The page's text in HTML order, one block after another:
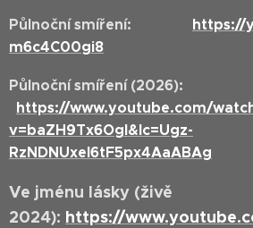
Půlnoční smíření: https://
m6c4C00gi8
Půlnoční smíření (2026):
https://www.youtube.com/
v=baZH9Tx6OgI&lc=Ugz-
RzNDNUxel6tF5px4AaABAg
Ve jménu lásky (živě
2024): https://